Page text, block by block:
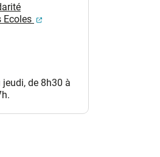
Ecoles
(ouverture dans un nouvel
de 8h30 à